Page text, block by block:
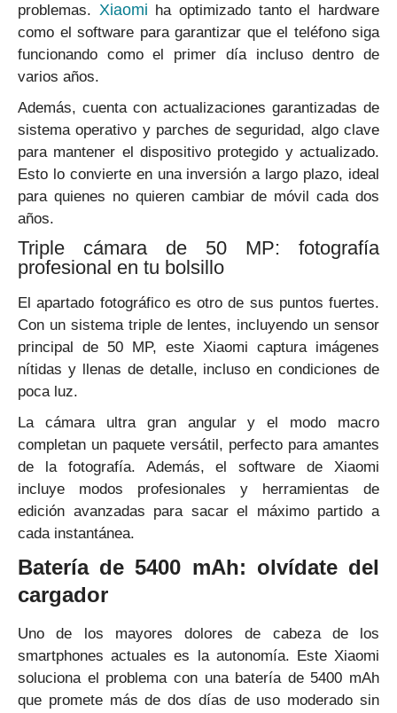
problemas. Xiaomi ha optimizado tanto el hardware
como el software para garantizar que el teléfono siga
funcionando como el primer día incluso dentro de
varios años.
Además, cuenta con actualizaciones garantizadas de
sistema operativo y parches de seguridad, algo clave
para mantener el dispositivo protegido y actualizado.
Esto lo convierte en una inversión a largo plazo, ideal
para quienes no quieren cambiar de móvil cada dos
años.
Triple cámara de 50 MP: fotografía
profesional en tu bolsillo
El apartado fotográfico es otro de sus puntos fuertes.
Con un sistema triple de lentes, incluyendo un sensor
principal de 50 MP, este Xiaomi captura imágenes
nítidas y llenas de detalle, incluso en condiciones de
poca luz.
La cámara ultra gran angular y el modo macro
completan un paquete versátil, perfecto para amantes
de la fotografía. Además, el software de Xiaomi
incluye modos profesionales y herramientas de
edición avanzadas para sacar el máximo partido a
cada instantánea.
Batería de 5400 mAh: olvídate del
cargador
Uno de los mayores dolores de cabeza de los
smartphones actuales es la autonomía. Este Xiaomi
soluciona el problema con una batería de 5400 mAh
que promete más de dos días de uso moderado sin